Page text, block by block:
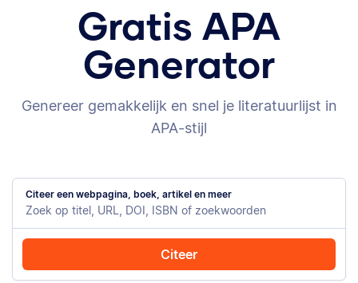
Gratis APA
Generator
Genereer gemakkelijk en snel je literatuurlijst in
APA-stijl
Citeer een webpagina, boek, artikel en meer
Citeer